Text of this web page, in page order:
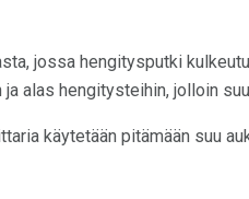
jossa hengitysputki
ja alas hengitysteihin, jolloin
käytetään pitämään suu